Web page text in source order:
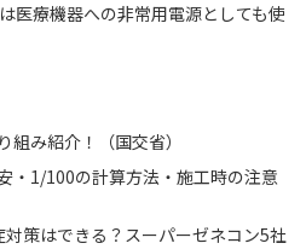
医療機器への非常用電源としても使
み紹介！（国交省）
・1/100の計算方法・施工時の注意
対策はできる？スーパーゼネコン5社